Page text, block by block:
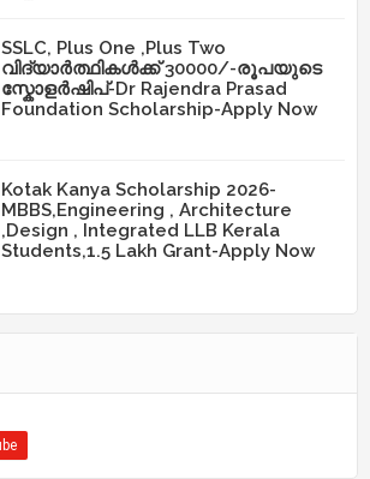
SSLC, Plus One ,Plus Two
വിദ്യാർത്ഥികൾക്ക് 30000/-രൂപയുടെ
സ്കോളർഷിപ്-Dr Rajendra Prasad
Foundation Scholarship-Apply Now
Kotak Kanya Scholarship 2026-
MBBS,Engineering , Architecture
,Design , Integrated LLB Kerala
Students,1.5 Lakh Grant-Apply Now